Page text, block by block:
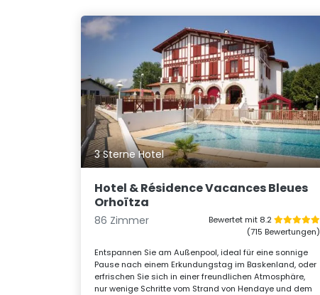
3 Sterne Hotel
Hotel & Résidence Vacances Bleues
Orhoïtza
86 Zimmer
Bewertet mit 8.2
(715 Bewertungen)
Entspannen Sie am Außenpool, ideal für eine sonnige
Pause nach einem Erkundungstag im Baskenland, oder
erfrischen Sie sich in einer freundlichen Atmosphäre,
nur wenige Schritte vom Strand von Hendaye und dem